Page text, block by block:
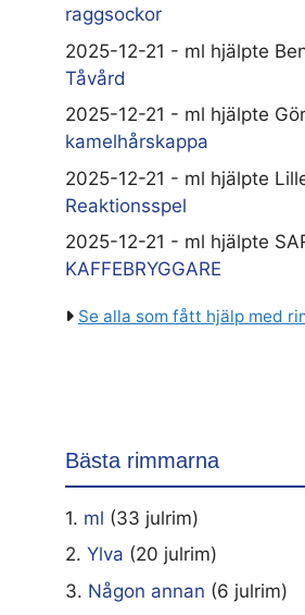
raggsockor
2025-12-21 - ml hjälpte
Tåvård
2025-12-21 - ml hjälpte
kamelhårskappa
2025-12-21 - ml hjälpte
Reaktionsspel
2025-12-21 - ml hjälpte
KAFFEBRYGGARE
Se alla som fått hjälp med
Bästa rimmarna
1. ml (33 julrim)
2. Ylva (20 julrim)
3. Någon annan (6 julrim)